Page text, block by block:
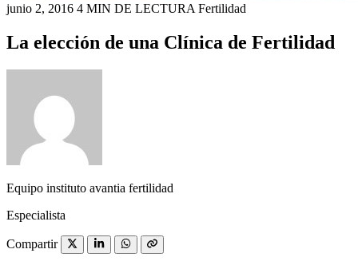
junio 2, 2016 4 MIN DE LECTURA Fertilidad
La elección de una Clínica de Fertilidad
Equipo instituto avantia fertilidad
Especialista
Compartir